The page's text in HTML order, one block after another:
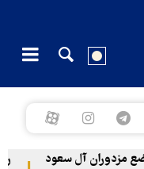
آل سعود رویترز: